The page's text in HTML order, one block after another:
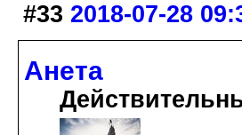
#33 2018-07-28
Анета